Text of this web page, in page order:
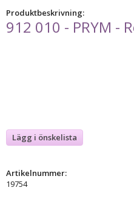
Produktbeskrivning:
912 010 - PRYM -
Lägg i önskelista
Artikelnummer:
19754